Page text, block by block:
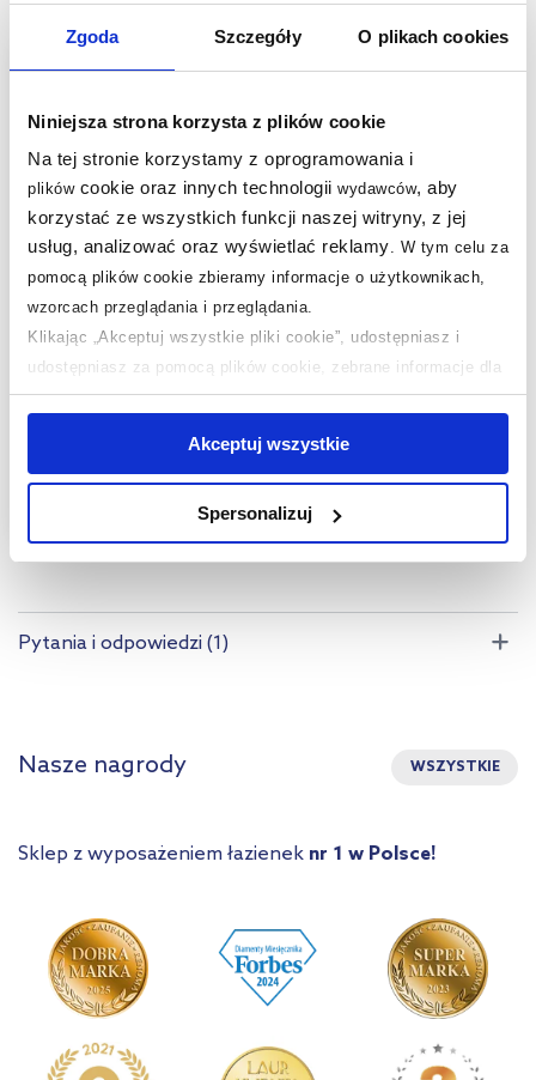
Zgoda Szczegóły O plikach cookies
Niniejsza strona korzysta z plików cookie
Na tej stronie korzystamy z oprogramowania i
plikówcookie oraz innych technologii wydawców, aby
korzystać ze wszystkich funkcji naszej witryny, z jej
usług, analizować oraz wyświetlać reklamy. W tym celu za
pomocą plików cookie zbieramy informacje o użytkownikach,
wzorcach przeglądania i przeglądania.
Klikając „Akceptuj wszystkie pliki cookie”, udostępniasz i
udostępniasz za pomocą plików cookie, zebrane informacje dla
użytkowników zewnętrznych, a także nasi partnerzy reklamowi.
jednak, że zablokowane niektóre pliki cookie mogą mieć wpływ
na sposób dostarczania treści niedostosowanych do potrzeb
informacji na temat plików cookie i tego, dlaczego ich przepisy,
Akceptuj wszystkie
Spersonalizuj
Grohe Rapid SL stelaż
Pytania i odpowiedzi (1)
Nasze nagrody WSZYSTKIE
Sklep z wyposażeniem łazienek nr 1 w Polsce!